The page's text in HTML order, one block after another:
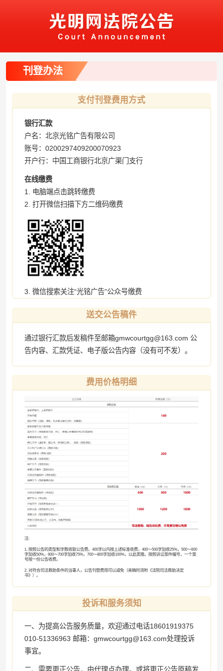
刊登办法
支付刊登费用方式
银行汇款
户名：北京光铭广告有限公司
账号：0200297409200070923
开户行：中国工商银行北京广渠门支行
在线缴费
1. 电脑端点击跳转缴费
2. 打开微信扫描下方二维码缴费
3. 微信搜索关注“光铭广告”公众号缴费
送交公告稿件
通过银行汇款后发稿件至邮箱gmwcourtgg@163.com 公
告内容、汇款凭证、电子版公告内容（没有可不发）。
费用价格明细
注:
1. 按照公告的类型和字数收取公告费。400字以内按上述标准收费，400～500字加收25%，500～600
字加收50%，600～700字加收75%，700～800字加收100%，以此类推。按照诉讼案件编号，一个案
号按一份公告收费。
2. 对符合司法救助条件的当事人，公告刊登费用可以减免（来稿时须附《法院司法救助决定
书》）。
投诉和服务须知
一、为提高公告服务质量，欢迎通过电话18601919375
010-51336963 邮箱：gmwcourtgg@163.com处理投诉
事宜。